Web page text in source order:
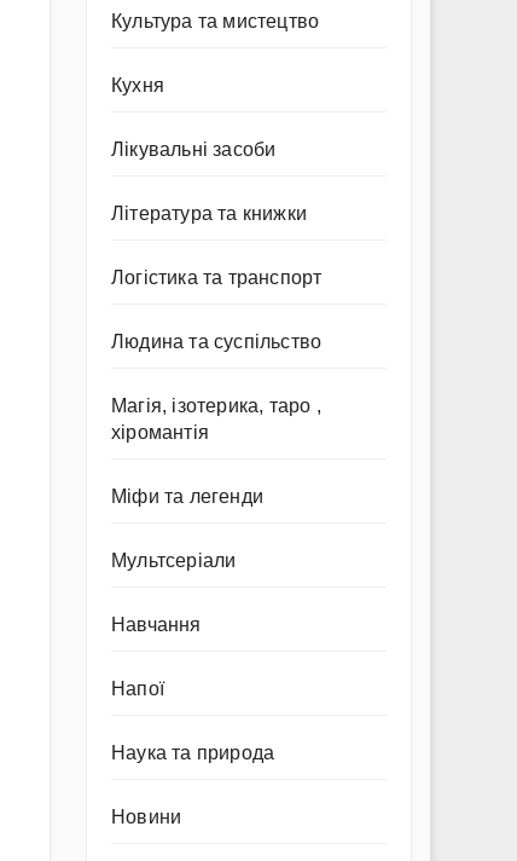
Культура та мистецтво
Кухня
Лікувальні засоби
Література та книжки
Логістика та транспорт
Людина та суспільство
Магія, ізотерика, таро ,
хіромантія
Міфи та легенди
Мультсеріали
Навчання
Напої
Наука та природа
Новини